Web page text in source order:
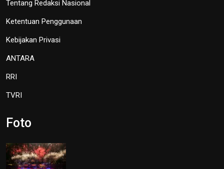
Tentang Redaksi Nasional
Ketentuan Penggunaan
Kebijakan Privasi
ANTARA
RRI
TVRI
Foto